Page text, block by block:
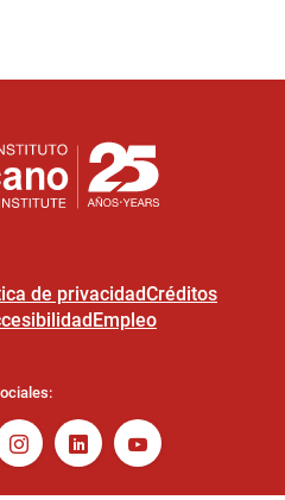
de privacidadCréditos
Empleo